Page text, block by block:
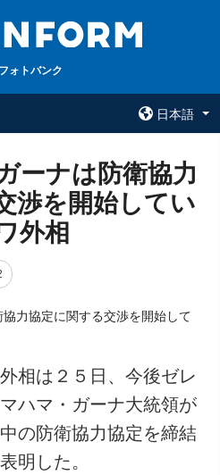
フォトバンク
日本語
ウクルインフォ
ルム
ウクルインフォル
ーナは防衛協力
渉を開始してい
外相
相は２５日、今後ゼレ
ハマ・ガーナ大統領が
の防衛協力協定を締結
明した。